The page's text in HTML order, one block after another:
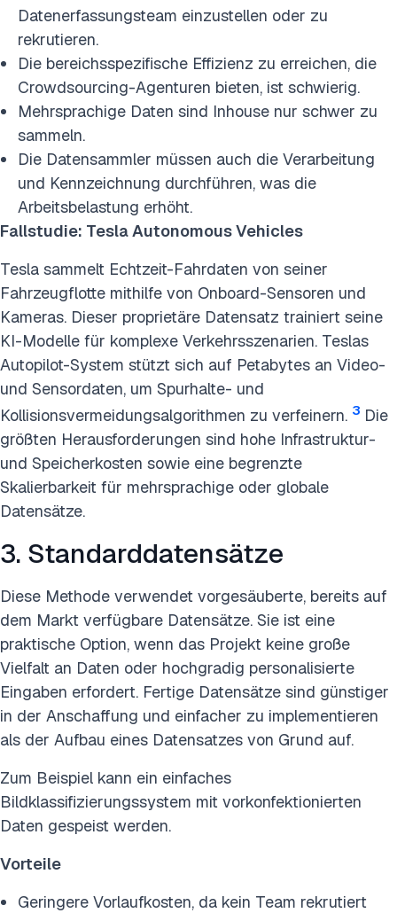
Datenerfassungsteam einzustellen oder zu
rekrutieren.
Die bereichsspezifische Effizienz zu erreichen, die
Crowdsourcing-Agenturen bieten, ist schwierig.
Mehrsprachige Daten sind Inhouse nur schwer zu
sammeln.
Die Datensammler müssen auch die Verarbeitung
und Kennzeichnung durchführen, was die
Arbeitsbelastung erhöht.
Fallstudie: Tesla Autonomous Vehicles
Tesla sammelt Echtzeit-Fahrdaten von seiner
Fahrzeugflotte mithilfe von Onboard-Sensoren und
Kameras. Dieser proprietäre Datensatz trainiert seine
KI-Modelle für komplexe Verkehrsszenarien. Teslas
Autopilot-System stützt sich auf Petabytes an Video-
und Sensordaten, um Spurhalte- und
Kollisionsvermeidungsalgorithmen zu verfeinern. 3 Die
größten Herausforderungen sind hohe Infrastruktur-
und Speicherkosten sowie eine begrenzte
Skalierbarkeit für mehrsprachige oder globale
Datensätze.
3. Standarddatensätze
Diese Methode verwendet vorgesäuberte, bereits auf
dem Markt verfügbare Datensätze. Sie ist eine
praktische Option, wenn das Projekt keine große
Vielfalt an Daten oder hochgradig personalisierte
Eingaben erfordert. Fertige Datensätze sind günstiger
in der Anschaffung und einfacher zu implementieren
als der Aufbau eines Datensatzes von Grund auf.
Zum Beispiel kann ein einfaches
Bildklassifizierungssystem mit vorkonfektionierten
Daten gespeist werden.
Vorteile
Geringere Vorlaufkosten, da kein Team rekrutiert